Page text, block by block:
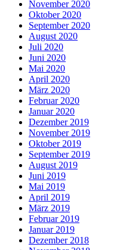
November 2020
Oktober 2020
September 2020
August 2020
Juli 2020
Juni 2020
Mai 2020
April 2020
März 2020
Februar 2020
Januar 2020
Dezember 2019
November 2019
Oktober 2019
September 2019
August 2019
Juni 2019
Mai 2019
April 2019
März 2019
Februar 2019
Januar 2019
Dezember 2018